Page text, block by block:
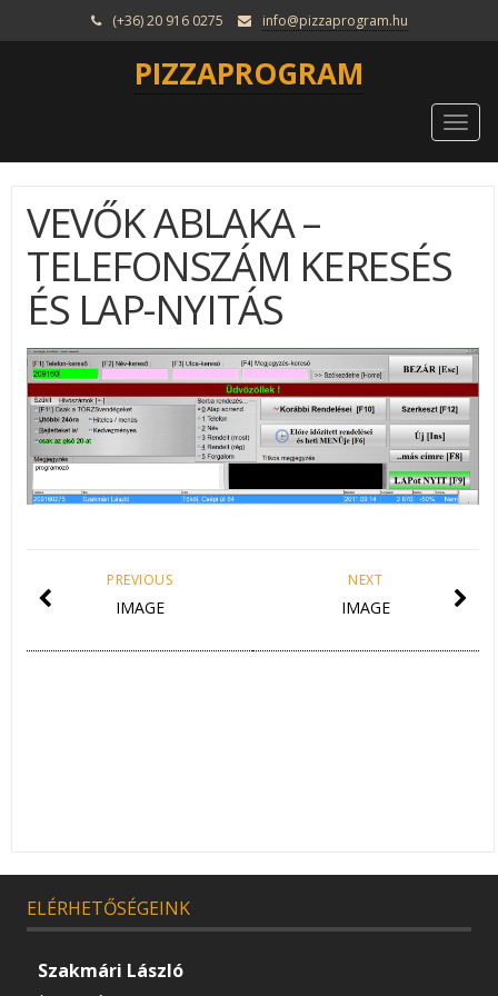
(+36) 20 916 0275 info@pizzaprogram.hu
PIZZAPROGRAM
VEVŐK ABLAKA –
TELEFONSZÁM KERESÉS
ÉS LAP-NYITÁS
NEXT
IMAGE
PREVIOUS
IMAGE
ELÉRHETŐSÉGEINK
Szakmári László